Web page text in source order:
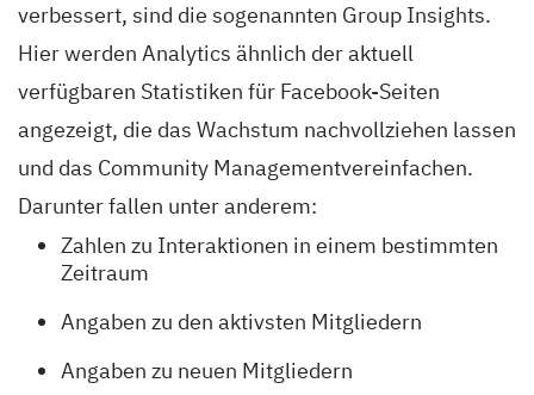
verbessert, sind die sogenannten Group Insights.
Hier werden Analytics ähnlich der aktuell
verfügbaren Statistiken für Facebook-Seiten
angezeigt, die das Wachstum nachvollziehen lassen
und das Community Managementvereinfachen.
Darunter fallen unter anderem:
Zahlen zu Interaktionen in einem bestimmten
Zeitraum
Angaben zu den aktivsten Mitgliedern
Angaben zu neuen Mitgliedern